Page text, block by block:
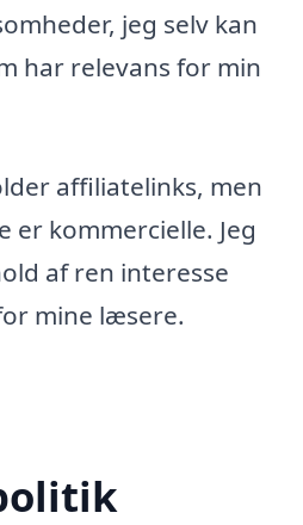
jeg selv kan
har relevans for min
affiliatelinks, men
er kommercielle. Jeg
af ren interesse
mine læsere.